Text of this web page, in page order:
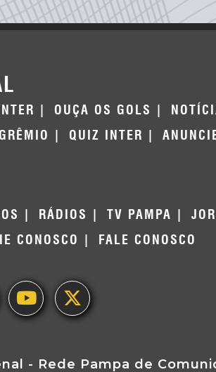
INTER OUÇA OS GOLS
QUIZ INTER
RÁDIOS TV PAMPA
CONOSCO FALE CONOSCO
- Rede Pampa de